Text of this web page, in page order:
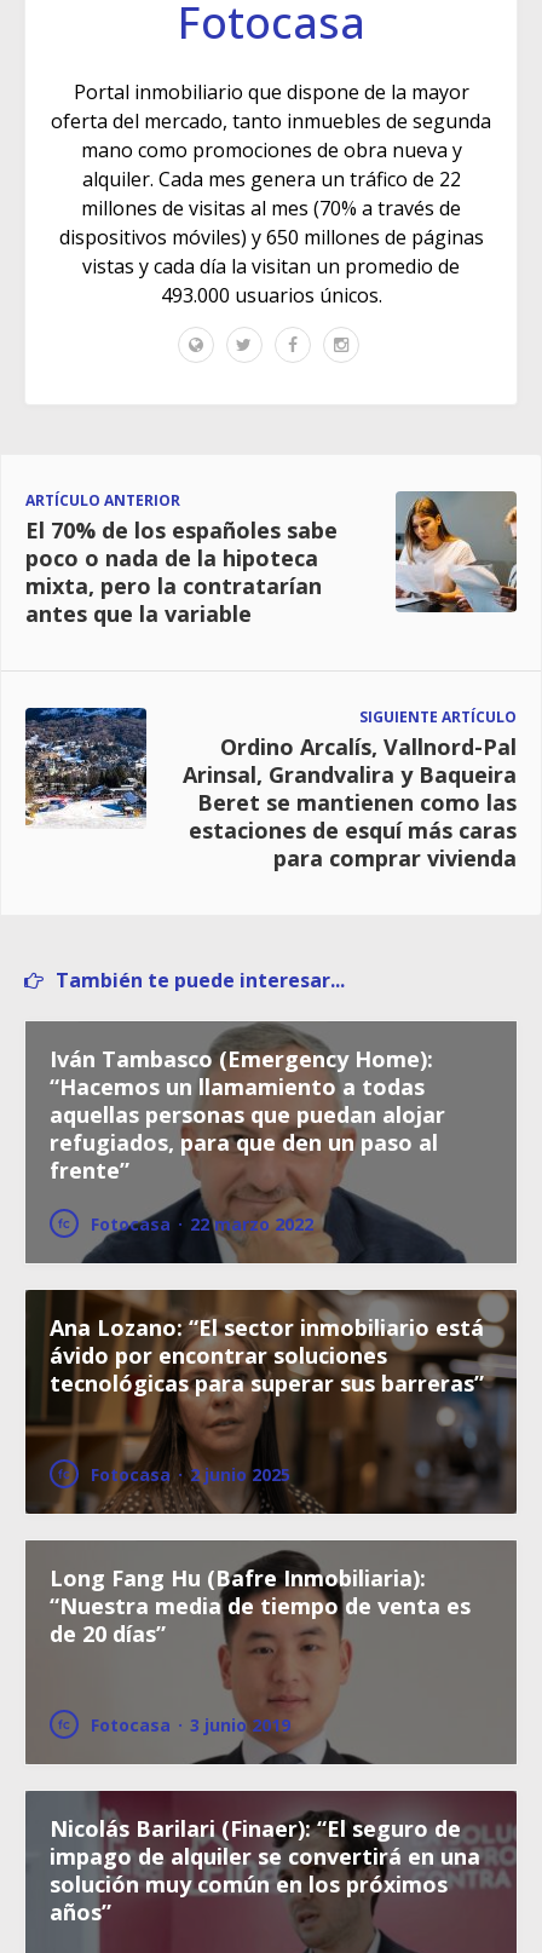
Fotocasa
Portal inmobiliario que dispone de la mayor
oferta del mercado, tanto inmuebles de segunda
mano como promociones de obra nueva y
alquiler. Cada mes genera un tráfico de 22
millones de visitas al mes (70% a través de
dispositivos móviles) y 650 millones de páginas
vistas y cada día la visitan un promedio de
493.000 usuarios únicos.
ARTÍCULO ANTERIOR
El 70% de los españoles sabe
poco o nada de la hipoteca
mixta, pero la contratarían
antes que la variable
SIGUIENTE ARTÍCULO
Ordino Arcalís, Vallnord-Pal
Arinsal, Grandvalira y Baqueira
Beret se mantienen como las
estaciones de esquí más caras
para comprar vivienda
También te puede interesar...
Iván Tambasco (Emergency Home):
“Hacemos un llamamiento a todas
aquellas personas que puedan alojar
refugiados, para que den un paso al
frente”
Fotocasa · 22 marzo 2022
Ana Lozano: “El sector inmobiliario está
ávido por encontrar soluciones
tecnológicas para superar sus barreras”
Fotocasa · 2 junio 2025
Long Fang Hu (Bafre Inmobiliaria):
“Nuestra media de tiempo de venta es
de 20 días”
Fotocasa · 3 junio 2019
Nicolás Barilari (Finaer): “El seguro de
impago de alquiler se convertirá en una
solución muy común en los próximos
años”